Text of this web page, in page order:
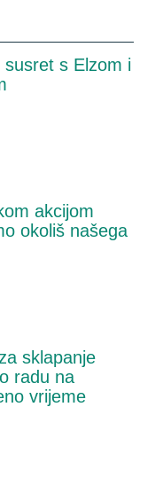
susret s Elzom i
akcijom
okoliš našega
sklapanje
radu na
vrijeme